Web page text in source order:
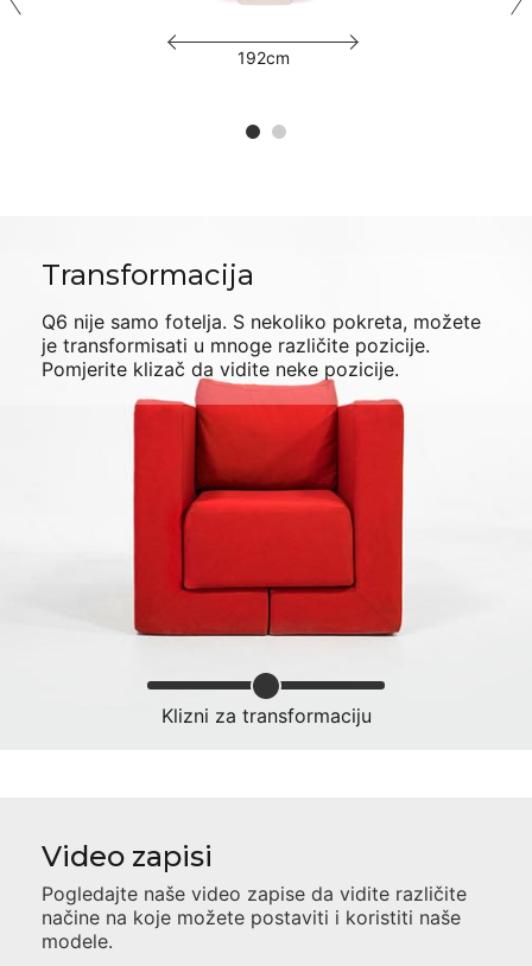
192cm
Transformacija
Q6 nije samo fotelja. S nekoliko pokreta, možete
je transformisati u mnoge različite pozicije.
Pomjerite klizač da vidite neke pozicije.
Klizni za transformaciju
Video zapisi
Pogledajte naše video zapise da vidite različite
načine na koje možete postaviti i koristiti naše
modele.